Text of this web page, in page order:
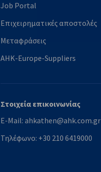
Job Portal
Επιχειρηματικές αποστολές
Μεταφράσεις
AHK-Europe-Suppliers
Στοιχεία επικοινωνίας
E-Mail: ahkathen@ahk.com.gr
Τηλέφωνο: +30 210 6419000